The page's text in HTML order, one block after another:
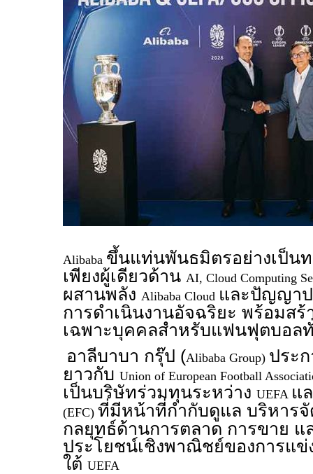
Alibaba ขึ้นแท่นพันธมิตรอย่างเป็น
เพียงผู้เดียวด้าน AI, Cloud Computing
ผสานพลัง Alibaba Cloud และปัญญา
การดำเนินงานอัจฉริยะ พร้อมส
เฉพาะบุคคลสำหรับแฟนฟุตบอล
อาลีบาบา กรุ๊ป (Alibaba Group) ประ
ยาวกับ Union of European Football
เป็นบริษัทร่วมทุนระหว่าง UEFA แ
(EFC) ที่มีหน้าที่กำกับดูแล บริหารจั
กลยุทธ์ด้านการตลาด การขาย แ
ประโยชน์เชิงพาณิชย์ของการแ
ใต้ UEFA